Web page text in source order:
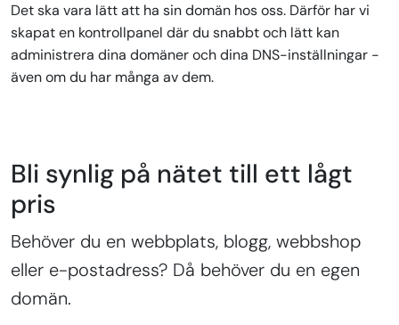
Det ska vara lätt att ha sin domän hos oss. Därför har vi
skapat en kontrollpanel där du snabbt och lätt kan
administrera dina domäner och dina DNS-inställningar -
även om du har många av dem.
Bli synlig på nätet till ett lågt
pris
Behöver du en webbplats, blogg, webbshop
eller e-postadress? Då behöver du en egen
domän.